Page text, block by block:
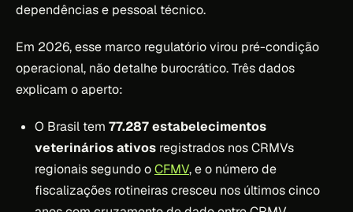
dependências e pessoal técnico.
Em 2026, esse marco regulatório virou pré-condição
operacional, não detalhe burocrático. Três dados
explicam o aperto:
O Brasil tem 77.287 estabelecimentos
veterinários ativos registrados nos CRMVs
regionais segundo oCFMV, e o número de
fiscalizações rotineiras cresceu nos últimos cinco